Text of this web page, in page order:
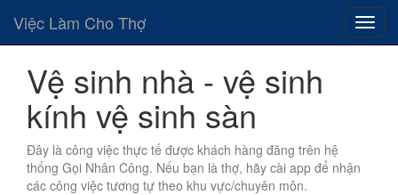
Việc Làm Cho Thợ
Vệ sinh nhà - vệ sinh
kính vệ sinh sàn
Đây là công việc thực tế được khách hàng đăng trên hệ
thống Gọi Nhân Công. Nếu bạn là thợ, hãy cài app để nhận
các công việc tương tự theo khu vực/chuyên môn.